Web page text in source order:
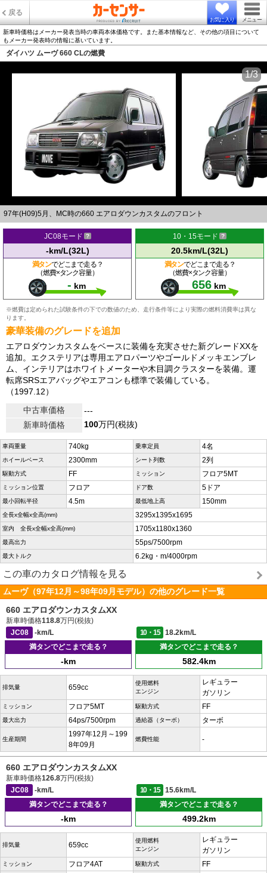
戻る
お気に入り メニュー
新車時価格はメーカー発表当時の車両本体価格です。また基本情報など、その他の項目について
もメーカー発表時の情報に基いています。
ダイハツ ムーヴ 660 CLの燃費
97年(H09)5月、MC時の660 エアロダウンカスタムのフロント
1/3
JC08モード
-km/L(32L)
満タンでどこまで走る？
（燃費×タンク容量）
- km
10・15モード
20.5km/L(32L)
満タンでどこまで走る？
（燃費×タンク容量）
656 km
※燃費は定められた試験条件の下での数値のため、走行条件等により実際の燃料消費率は異な
ります。
豪華装備のグレードを追加
エアロダウンカスタムをベースに装備を充実させた新グレードXXを
追加。エクステリアは専用エアロパーツやゴールドメッキエンブレ
ム、インテリアはホワイトメーターや木目調クラスターを装備。運
転席SRSエアバッグやエアコンも標準で装備している。
（1997.12）
中古車価格
---
新車時価格
100万円(税抜)
車両重量 740kg 乗車定員 4名
ホイールベース 2300mm シート列数 2列
駆動方式 FF ミッション フロア5MT
ミッション位置 フロア ドア数 5ドア
最小回転半径 4.5m 最低地上高 150mm
全長x全幅x全高(mm) 3295x1395x1695
室内 全長x全幅x全高(mm) 1705x1180x1360
最高出力 55ps/7500rpm
最大トルク 6.2kg・m/4000rpm
この車のカタログ情報を見る
ムーヴ（97年12月～98年09月モデル）の他のグレード一覧
660 エアロダウンカスタムXX
新車時価格118.8万円(税抜)
JC08
-km/L 10・15
18.2km/L
満タンでどこまで走る？
-km
満タンでどこまで走る？
582.4km
排気量 659cc
使用燃料
エンジン
レギュラー
ガソリン
ミッション フロア5MT 駆動方式 FF
最大出力 64ps/7500rpm 過給器（ターボ） ターボ
生産期間
1997年12月～199
8年09月
燃費性能 -
660 エアロダウンカスタムXX
新車時価格126.8万円(税抜)
JC08
-km/L 10・15
15.6km/L
満タンでどこまで走る？
-km
満タンでどこまで走る？
499.2km
排気量 659cc
使用燃料
エンジン
レギュラー
ガソリン
ミッション フロア4AT 駆動方式 FF